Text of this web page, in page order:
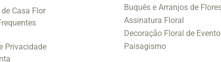
Casa Flor
Privacidade
Buquês e Arranjos de
Assinatura Floral
Decoração Floral de
Paisagismo